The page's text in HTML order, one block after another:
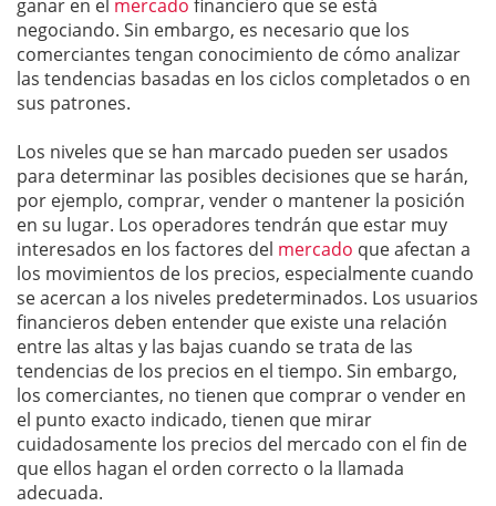
ganar en el mercado financiero que se está
negociando. Sin embargo, es necesario que los
comerciantes tengan conocimiento de cómo analizar
las tendencias basadas en los ciclos completados o en
sus patrones.
Los niveles que se han marcado pueden ser usados
para determinar las posibles decisiones que se harán,
por ejemplo, comprar, vender o mantener la posición
en su lugar. Los operadores tendrán que estar muy
interesados en los factores del mercado que afectan a
los movimientos de los precios, especialmente cuando
se acercan a los niveles predeterminados. Los usuarios
financieros deben entender que existe una relación
entre las altas y las bajas cuando se trata de las
tendencias de los precios en el tiempo. Sin embargo,
los comerciantes, no tienen que comprar o vender en
el punto exacto indicado, tienen que mirar
cuidadosamente los precios del mercado con el fin de
que ellos hagan el orden correcto o la llamada
adecuada.